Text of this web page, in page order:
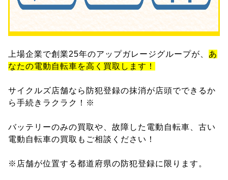
上場企業で創業25年のアップガレージグループが、 あ
なたの電動自転車を高く買取します！
サイクルズ店舗なら防犯登録の抹消が店頭でできるか
ら手続きラクラク！※
バッテリーのみの買取や、故障した電動自転車、古い
電動自転車の買取もご相談ください！
※店舗が位置する都道府県の防犯登録に限ります。